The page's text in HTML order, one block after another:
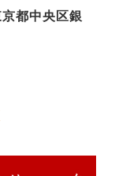
都中央区銀